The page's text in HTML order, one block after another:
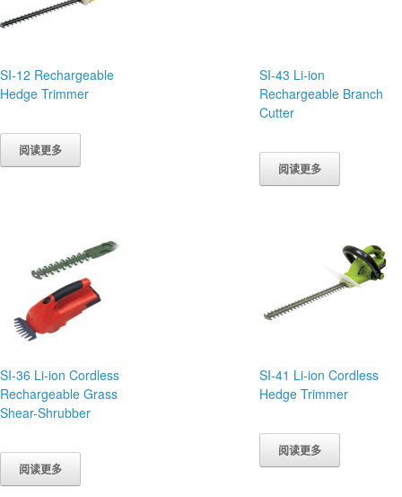
SI-12 Rechargeable
Hedge Trimmer
阅读更多
SI-43 Li-ion
Rechargeable Branch
Cutter
阅读更多
SI-36 Li-ion Cordless
Rechargeable Grass
Shear-Shrubber
阅读更多
SI-41 Li-ion Cordless
Hedge Trimmer
阅读更多